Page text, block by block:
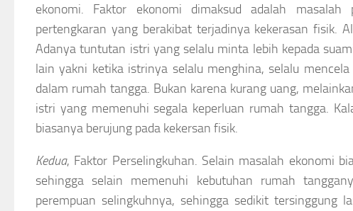
ekonomi. Faktor ekonomi dimaksud adalah
pertengkaran yang berakibat terjadinya kekerasan fisik.
Adanya tuntutan istri yang selalu minta lebih kepada
lain yakni ketika istrinya selalu menghina, selalu
dalam rumah tangga. Bukan karena kurang uang,
istri yang memenuhi segala keperluan rumah tangga.
biasanya berujung pada kekersan fisik.
Kedua, Faktor Perselingkuhan. Selain masalah ekonomi
sehingga selain memenuhi kebutuhan rumah
perempuan selingkuhnya, sehingga sedikit